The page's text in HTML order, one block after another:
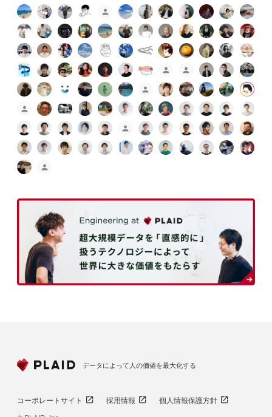
データによって人の価値を最大化する
コーポレートサイト 採用情報
個人情報保護方針